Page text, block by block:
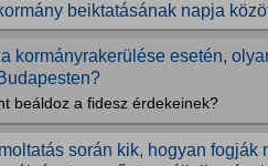
beiktatásának napja
kormányrakerülése esetén,
beáldoz a fidesz érdekeinek?
során kik, hogyan